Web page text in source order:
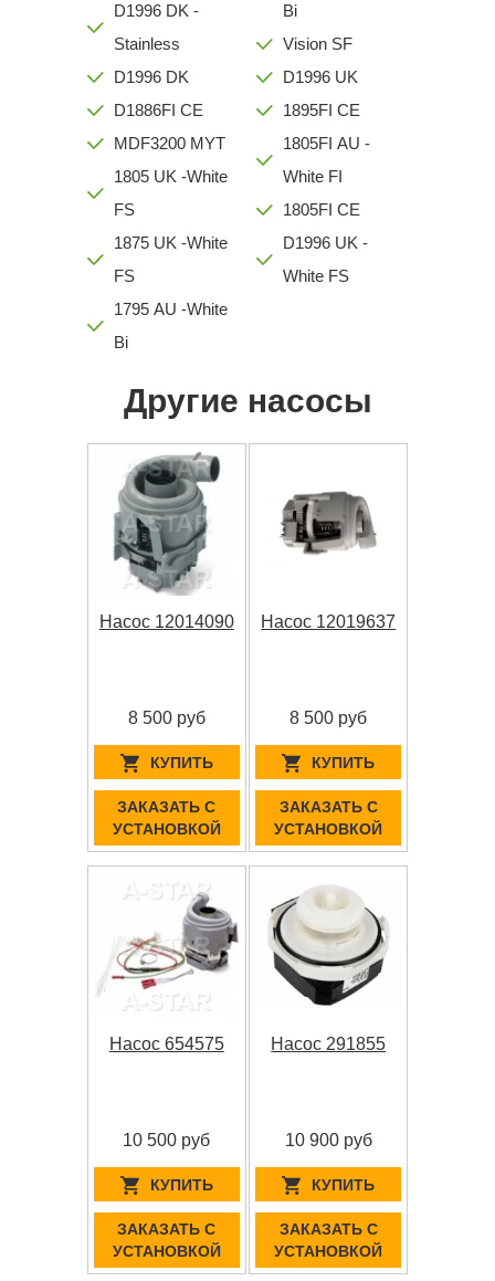
D1996 DK -
Stainless
D1996 DK
D1886FI CE
MDF3200 MYT
1805 UK -White
FS
1875 UK -White
FS
1795 AU -White
Bi
Bi
Vision SF
D1996 UK
1895FI CE
1805FI AU -
White FI
1805FI CE
D1996 UK -
White FS
Другие насосы
Насос 12014090
8 500 руб
КУПИТЬ
ЗАКАЗАТЬ С
УСТАНОВКОЙ
Насос 12019637
8 500 руб
КУПИТЬ
ЗАКАЗАТЬ С
УСТАНОВКОЙ
Насос 654575
10 500 руб
КУПИТЬ
ЗАКАЗАТЬ С
УСТАНОВКОЙ
Насос 291855
10 900 руб
КУПИТЬ
ЗАКАЗАТЬ С
УСТАНОВКОЙ